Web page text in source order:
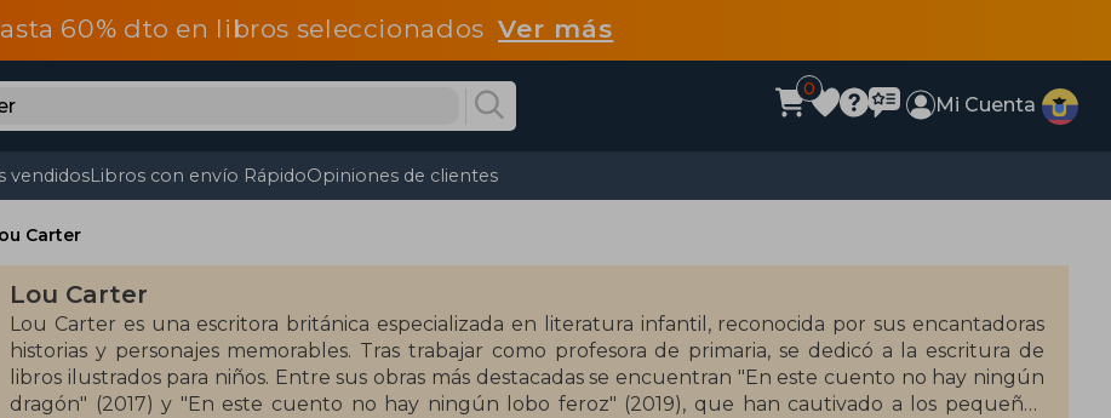
60% dto en libros seleccionadosVer más
0
Mi Cuenta
vendidosLibros con envío RápidoOpiniones de clientes
Carter
Lou Carter
Lou Carter es una escritora británica especializada en literatura infantil, reconocida por sus encantadoras
historias y personajes memorables. Tras trabajar como profesora de primaria, se dedicó a la escritura de
libros ilustrados para niños. Entre sus obras más destacadas se encuentran "En este cuento no hay ningún
dragón" (2017) y "En este cuento no hay ningún lobo feroz" (2019), que han cautivado a los pequeños